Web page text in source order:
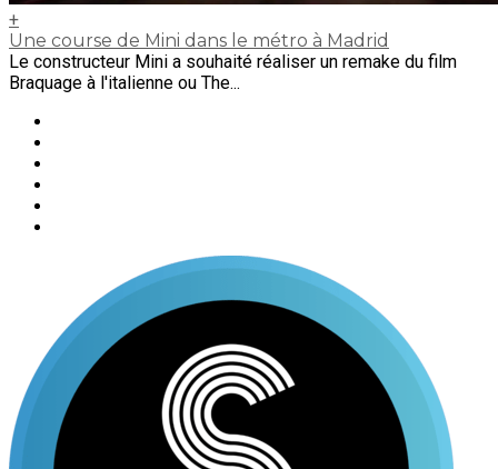
+
Une course de Mini dans le métro à Madrid
Le constructeur Mini a souhaité réaliser un remake du film
Braquage à l'italienne ou The...